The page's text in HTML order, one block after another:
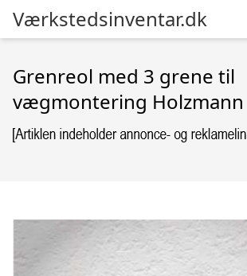
Værkstedsinventar.dk
Grenreol med 3 grene til
vægmontering Holzmann